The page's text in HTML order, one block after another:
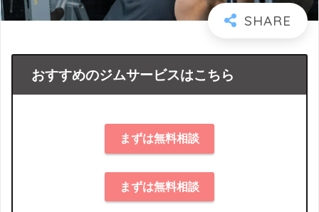
おすすめのジムサービスはこちら
まずは無料相談
まずは無料相談